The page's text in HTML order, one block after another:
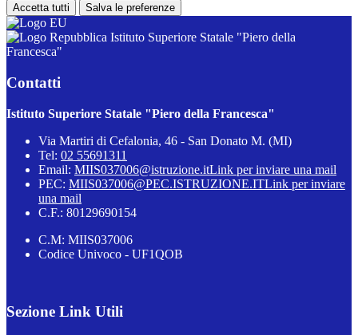
Accetta tutti Salva le preferenze
Istituto Superiore Statale "Piero della
Francesca"
Contatti
Istituto Superiore Statale "Piero della Francesca"
Via Martiri di Cefalonia, 46 - San Donato M. (MI)
Tel: 02 55691311
Email: MIIS037006@istruzione.itLink per inviare una mail
PEC: MIIS037006@PEC.ISTRUZIONE.ITLink per inviare
una mail
C.F.: 80129690154
C.M: MIIS037006
Codice Univoco - UF1QOB
Sezione Link Utili